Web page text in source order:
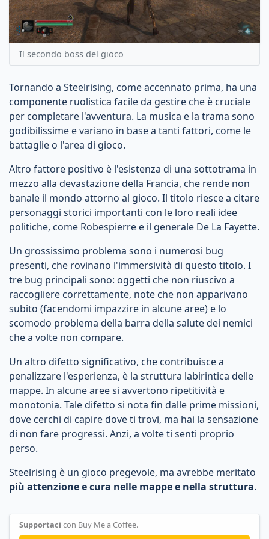
Il secondo boss del gioco
Tornando a Steelrising, come accennato prima, ha una
componente ruolistica facile da gestire che è cruciale
per completare l'avventura. La musica e la trama sono
godibilissime e variano in base a tanti fattori, come le
battaglie o l'area di gioco.
Altro fattore positivo è l'esistenza di una sottotrama in
mezzo alla devastazione della Francia, che rende non
banale il mondo attorno al gioco. Il titolo riesce a citare
personaggi storici importanti con le loro reali idee
politiche, come Robespierre e il generale De La Fayette.
Un grossissimo problema sono i numerosi bug
presenti, che rovinano l'immersività di questo titolo. I
tre bug principali sono: oggetti che non riuscivo a
raccogliere correttamente, note che non apparivano
subito (facendomi impazzire in alcune aree) e lo
scomodo problema della barra della salute dei nemici
che a volte non compare.
Un altro difetto significativo, che contribuisce a
penalizzare l'esperienza, è la struttura labirintica delle
mappe. In alcune aree si avvertono ripetitività e
monotonia. Tale difetto si nota fin dalle prime missioni,
dove cerchi di capire dove ti trovi, ma hai la sensazione
di non fare progressi. Anzi, a volte ti senti proprio
perso.
Steelrising è un gioco pregevole, ma avrebbe meritato
più attenzione e cura nelle mappe e nella struttura.
Supportaci con Buy Me a Coffee.